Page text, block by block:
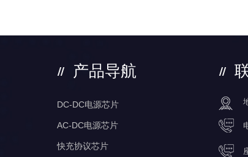
产品导航
DC-DC电源芯片
AC-DC电源芯片
快充协议芯片